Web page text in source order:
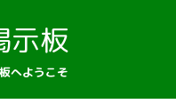
示板
へようこそ